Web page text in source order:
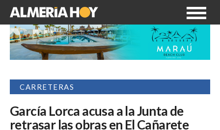
CARRETERAS
García Lorca acusa a la Junta de
retrasar las obras en El Cañarete